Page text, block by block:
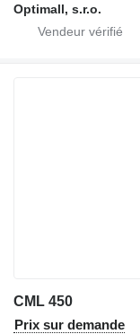
Optimall, s.r.o.
CML 450
Prix sur demande